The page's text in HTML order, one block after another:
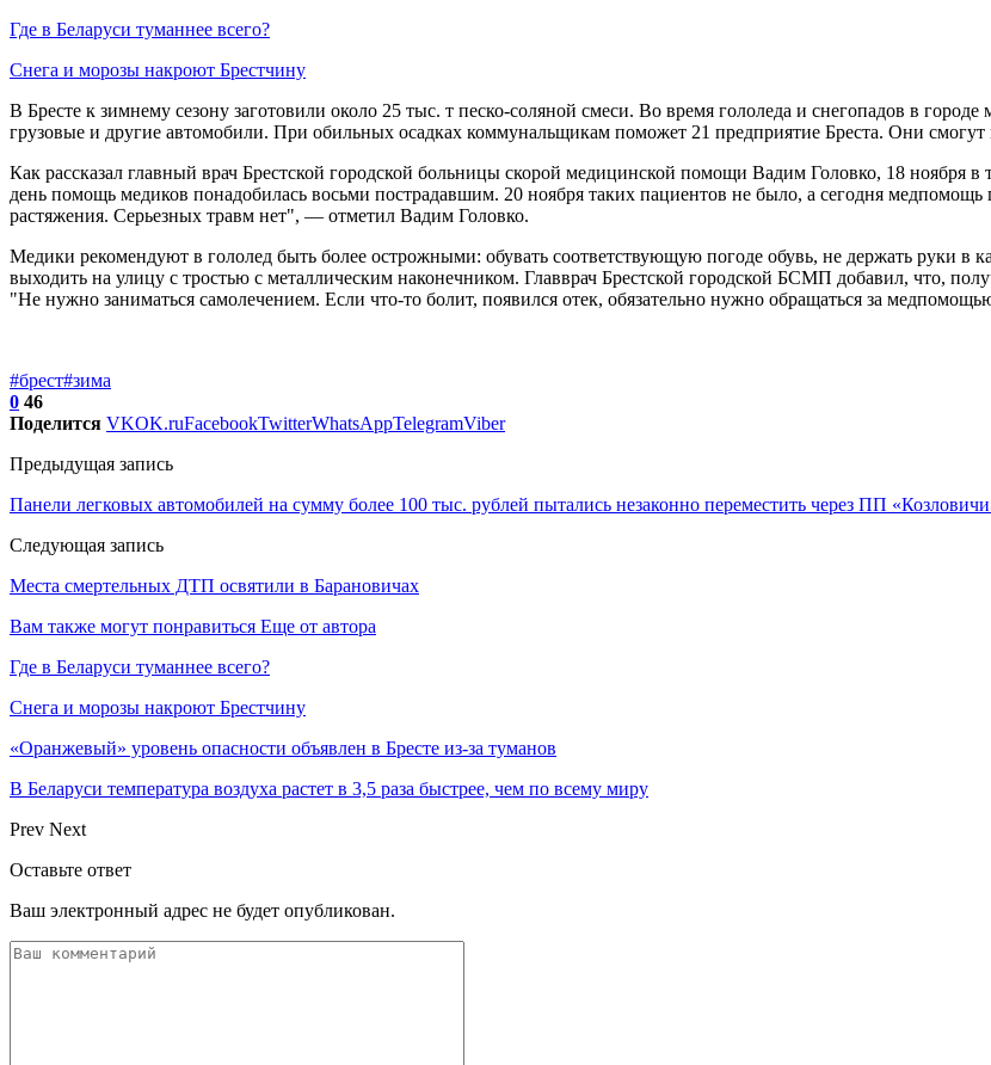
Где в Беларуси туманнее всего?
Снега и морозы накроют Брестчину
В Бресте к зимнему сезону заготовили около 25 тыс. т песко-соляной смеси. Во время гололеда и снегопадов в
грузовые и другие автомобили. При обильных осадках коммунальщикам поможет 21 предприятие Бреста. Они
Как рассказал главный врач Брестской городской больницы скорой медицинской помощи Вадим Головко, 18 ноября
день помощь медиков понадобилась восьми пострадавшим. 20 ноября таких пациентов не было, а сегодня
растяжения. Серьезных травм нет", — отметил Вадим Головко.
Медики рекомендуют в гололед быть более острожными: обувать соответствующую погоде обувь, не держать руки
выходить на улицу с тростью с металлическим наконечником. Главврач Брестской городской БСМП добавил, что,
"Не нужно заниматься самолечением. Если что-то болит, появился отек, обязательно нужно обращаться за
#брест#зима
0 46
Поделится VKOK.ruFacebookTwitterWhatsAppTelegramViber
Предыдущая запись
Панели легковых автомобилей на сумму более 100 тыс. рублей пытались незаконно переместить через ПП
Следующая запись
Места смертельных ДТП освятили в Барановичах
Вам также могут понравиться Еще от автора
Где в Беларуси туманнее всего?
Снега и морозы накроют Брестчину
«Оранжевый» уровень опасности объявлен в Бресте из-за туманов
В Беларуси температура воздуха растет в 3,5 раза быстрее, чем по всему миру
Prev Next
Оставьте ответ
Ваш электронный адрес не будет опубликован.